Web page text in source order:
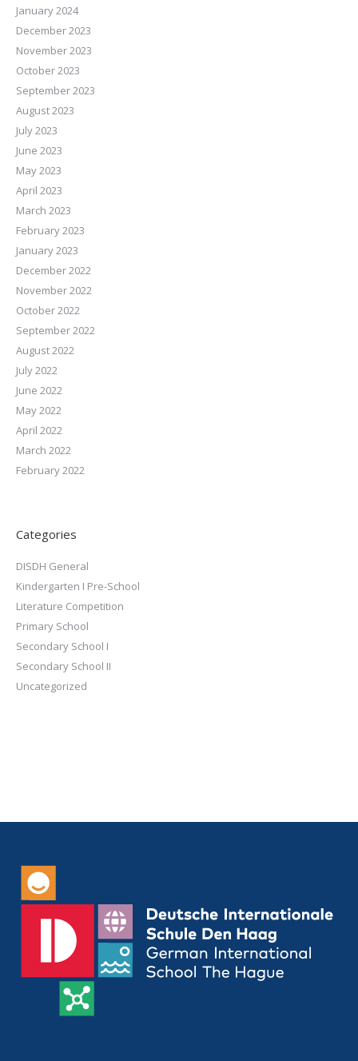
January 2024
December 2023
November 2023
October 2023
September 2023
August 2023
July 2023
June 2023
May 2023
April 2023
March 2023
February 2023
January 2023
December 2022
November 2022
October 2022
September 2022
August 2022
July 2022
June 2022
May 2022
April 2022
March 2022
February 2022
Categories
DISDH General
Kindergarten I Pre-School
Literature Competition
Primary School
Secondary School I
Secondary School II
Uncategorized